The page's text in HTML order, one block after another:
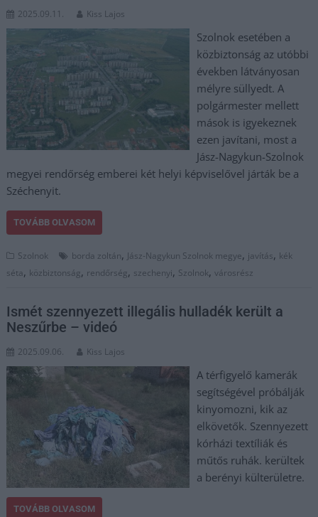
2025.09.11. Kiss Lajos
Szolnok esetében a
közbiztonság az utóbbi
években látványosan
mélyre süllyedt. A
polgármester mellett
mások is igyekeznek
ezen javítani, most a
Jász-Nagykun-Szolnok
megyei rendőrség emberei két helyi képviselővel járták be a
Széchenyit.
TOVÁBB OLVASOM
Szolnok borda zoltán, Jász-Nagykun Szolnok megye, javítás, kék
séta, közbiztonság, rendőrség, szechenyi, Szolnok,városrész
Ismét szennyezett illegális hulladék került a
Neszűrbe – videó
2025.09.06. Kiss Lajos
A térfigyelő kamerák
segítségével próbálják
kinyomozni, kik az
elkövetők. Szennyezett
kórházi textíliák és
műtős ruhák. kerültek
a berényi külterületre.
TOVÁBB OLVASOM